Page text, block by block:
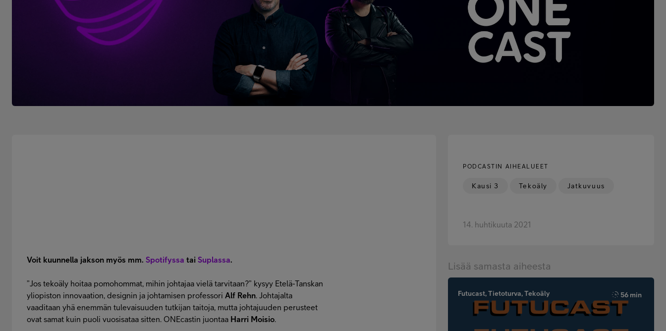
Voit kuunnella jakson myös mm. Spotifyssa tai Suplassa.
”Jos tekoäly hoitaa pomohommat, mihin johtajaa vielä tarvitaan?” kysyy Etelä-Tanskan
yliopiston innovaation, designin ja johtamisen professori Alf Rehn . Johtajalta
vaaditaan yhä enemmän tulevaisuuden tutkijan taitoja, mutta johtajuuden perusteet
ovat samat kuin puoli vuosisataa sitten. ONEcastin juontaa Harri Moisio
Lisää samasta aiheesta
Futucast, Tietoturva, Tekoäly 56 min
PODCASTIN AIHEALUEET
Kausi 3 Tekoäly Jatkuvuus
14. huhtikuuta 2021